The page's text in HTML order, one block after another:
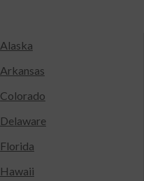
Alaska
Arkansas
Colorado
Delaware
Florida
Hawaii